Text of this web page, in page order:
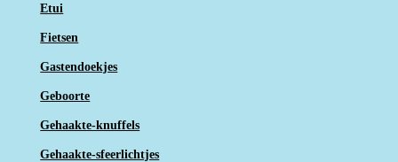
Etui
Fietsen
Gastendoekjes
Geboorte
Gehaakte-knuffels
Gehaakte-sfeerlichtjes